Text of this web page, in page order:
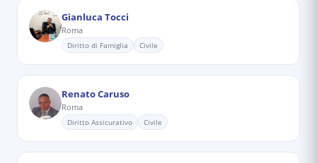
Gianluca Tocci
Roma
Diritto di Famiglia Civile
Renato Caruso
Roma
Diritto Assicurativo Civile